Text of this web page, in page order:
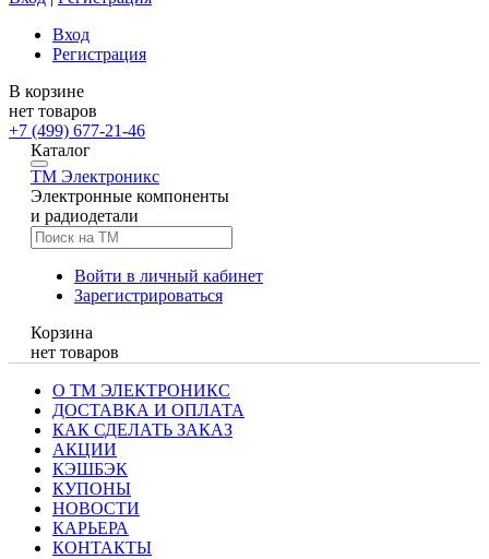
Вход
Регистрация
В корзине
нет товаров
+7 (499) 677-21-46
Каталог
TM Электроникс
Электронные компоненты
и радиодетали
Войти в личный кабинет
Зарегистрироваться
Корзина
нет товаров
О ТМ ЭЛЕКТРОНИКС
ДОСТАВКА И ОПЛАТА
КАК СДЕЛАТЬ ЗАКАЗ
АКЦИИ
КЭШБЭК
КУПОНЫ
НОВОСТИ
КАРЬЕРА
КОНТАКТЫ